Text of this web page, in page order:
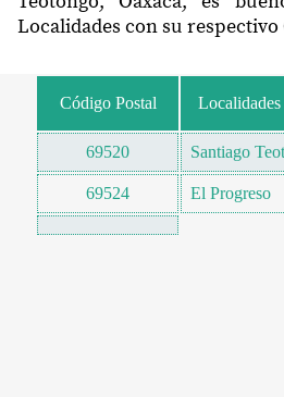
Localidades con su respectivo
Código Postal Localidades
69520 Santiago
69524 El Progreso